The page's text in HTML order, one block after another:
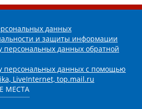
данных
и защиты информации
персональных данных обратной
персональных данных с помощью
LiveInternet, top.mail.ru
МЕСТА